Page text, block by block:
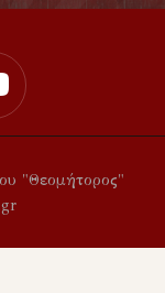
"Θεομήτορος"